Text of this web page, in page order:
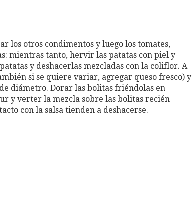
los otros condimentos y luego los tomates,
mientras tanto, hervir las patatas con piel y
y deshacerlas mezcladas con la coliflor. A
si se quiere variar, agregar queso fresco) y
diámetro. Dorar las bolitas friéndolas en
y verter la mezcla sobre las bolitas recién
con la salsa tienden a deshacerse.